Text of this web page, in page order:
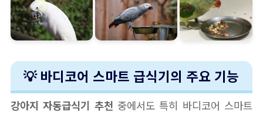
💡 바디코어 스마트 급식기의 주요 기능
강아지 자동급식기 추천 중에서도 특히 바디코어 스마트